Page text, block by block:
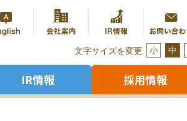
文字サイズを変更 小 中
IR情報 採用情報